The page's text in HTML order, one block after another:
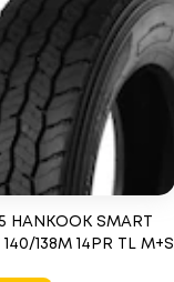
HANKOOK SMART
140/138M 14PR TL M+S